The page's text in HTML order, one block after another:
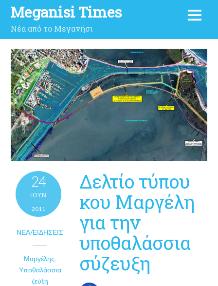
Meganisi Times
Νέα από το Μεγανήσι
24
ΙΟΎΝ
2011
ΝΈΑ/ΕΙΔΉΣΕΙΣ
Μαργέλης,
Υποθαλάσσια
ζεύξη
Δελτίο τύπου
κου Μαργέλη
για την
υποθαλάσσια
σύζευξη